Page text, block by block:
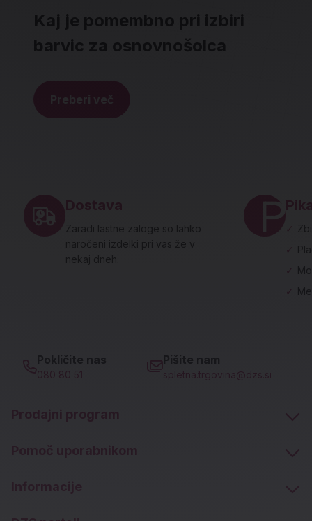
Kaj je pomembno pri izbiri
barvic za osnovnošolca
Preberi več
Dostava
Zaradi lastne zaloge so lahko
naročeni izdelki pri vas že v
nekaj dneh.
Pokličite nas
080 80 51
Pišite nam
spletna.trgovina@dzs.si
Prodajni program
Pomoč uporabnikom
Informacije